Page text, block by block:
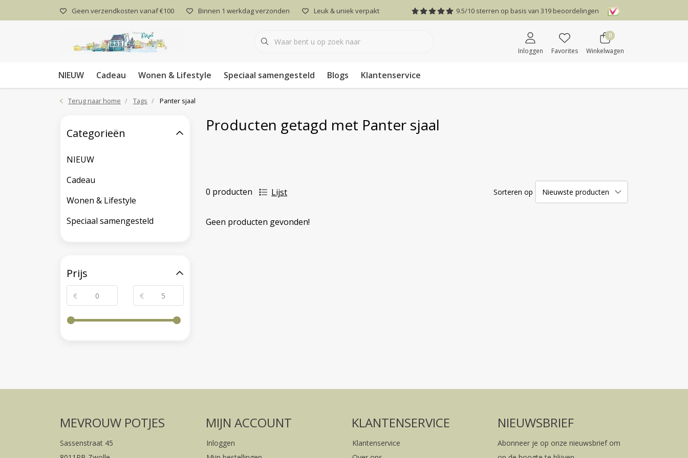
Geen verzendkosten vanaf €100 Binnen 1 werkdag verzonden Leuk & uniek verpakt 9.5/10 sterren op basis van 319 beoordelingen
Inloggen Favorites
0
Winkelwagen
NIEUW Cadeau Wonen & Lifestyle Speciaal samengesteld Blogs Klantenservice
Terug naar home Tags Panter sjaal
Producten getagd met Panter sjaal
0 producten Lijst Sorteren op
Geen producten gevonden!
Categorieën
NIEUW
Cadeau
Wonen & Lifestyle
Speciaal samengesteld
Prijs
€ €
MEVROUW POTJES
Sassenstraat 45
MIJN ACCOUNT
Inloggen
KLANTENSERVICE
Klantenservice
NIEUWSBRIEF
Abonneer je op onze nieuwsbrief om